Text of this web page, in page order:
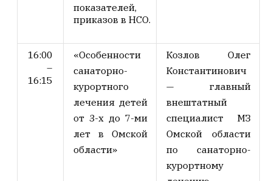
показателей,
приказов в НСО.
16:00
–
16:15
«Особенности
санаторно-
курортного
лечения детей
от 3-х до 7-ми
лет в Омской
области»
Козлов Олег
Константинович
— главный
внештатный
специалист МЗ
Омской области
по санаторно-
курортному